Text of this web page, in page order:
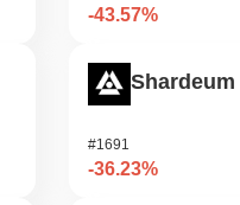
-43.57%
Shardeum
#1691
-36.23%